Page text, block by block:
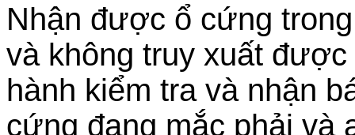
Nhận được ổ cứng
và không truy xuất
hành kiểm tra và nhận
cứng đang mắc phải và